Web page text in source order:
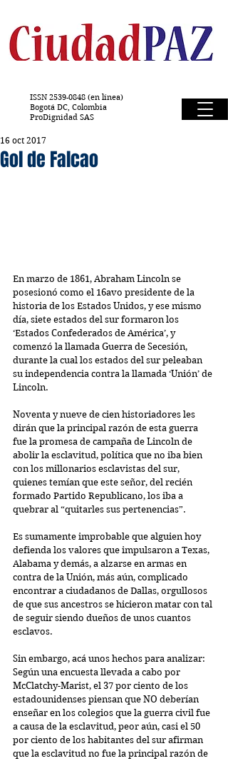
ISSN 2539-0848 (en línea)
Bogotá DC, Colombia
ProDignidad SAS
Gol de Falcao
16 oct 2017
En marzo de 1861, Abraham Lincoln se
posesionó como el 16avo presidente de la
historia de los Estados Unidos, y ese mismo
día, siete estados del sur formaron los
‘Estados Confederados de América’, y
comenzó la llamada Guerra de Secesión,
durante la cual los estados del sur peleaban
su independencia contra la llamada ‘Unión’ de
Lincoln.
Noventa y nueve de cien historiadores les
dirán que la principal razón de esta guerra
fue la promesa de campaña de Lincoln de
abolir la esclavitud, política que no iba bien
con los millonarios esclavistas del sur,
quienes temían que este señor, del recién
formado Partido Republicano, los iba a
quebrar al “quitarles sus pertenencias”.
Es sumamente improbable que alguien hoy
defienda los valores que impulsaron a Texas,
Alabama y demás, a alzarse en armas en
contra de la Unión, más aún, complicado
encontrar a ciudadanos de Dallas, orgullosos
de que sus ancestros se hicieron matar con tal
de seguir siendo dueños de unos cuantos
esclavos.
Sin embargo, acá unos hechos para analizar:
Según una encuesta llevada a cabo por
McClatchy-Marist, el 37 por ciento de los
estadounidenses piensan que NO deberían
enseñar en los colegios que la guerra civil fue
a causa de la esclavitud, peor aún, casi el 50
por ciento de los habitantes del sur afirman
que la esclavitud no fue la principal razón de